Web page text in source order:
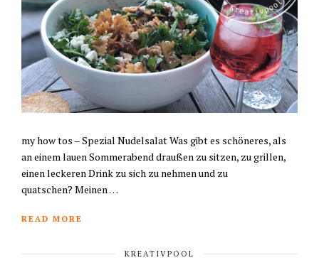
my how tos – Spezial Nudelsalat Was gibt es schöneres, als
an einem lauen Sommerabend draußen zu sitzen, zu grillen,
einen leckeren Drink zu sich zu nehmen und zu
quatschen? Meinen …
READ MORE
KREATIVPOOL